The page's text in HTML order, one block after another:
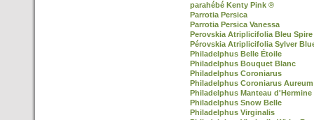
parahébé Kenty Pink ®
Parrotia Persica
Parrotia Persica Vanessa
Perovskia Atriplicifolia Bleu Spire
Pérovskia Atriplicifolia Sylver
Philadelphus Belle Étoile
Philadelphus Bouquet Blanc
Philadelphus Coroniarus
Philadelphus Coroniarus Aureum
Philadelphus Manteau d'Hermine
Philadelphus Snow Belle
Philadelphus Virginalis